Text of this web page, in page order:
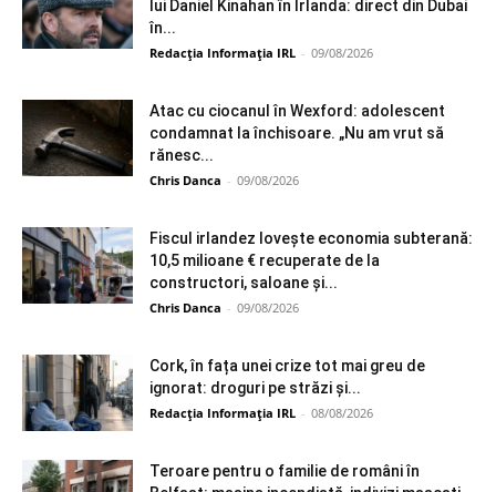
lui Daniel Kinahan în Irlanda: direct din Dubai
în...
Redacția Informația IRL - 09/08/2026
Atac cu ciocanul în Wexford: adolescent
condamnat la închisoare. „Nu am vrut să
rănesc...
Chris Danca - 09/08/2026
Fiscul irlandez lovește economia subterană:
10,5 milioane € recuperate de la
constructori, saloane și...
Chris Danca - 09/08/2026
Cork, în fața unei crize tot mai greu de
ignorat: droguri pe străzi și...
Redacția Informația IRL - 08/08/2026
Teroare pentru o familie de români în